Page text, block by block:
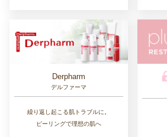
Derpharm
デルファーマ
繰り返し起こる肌トラブルに。
ピーリングで理想の肌へ